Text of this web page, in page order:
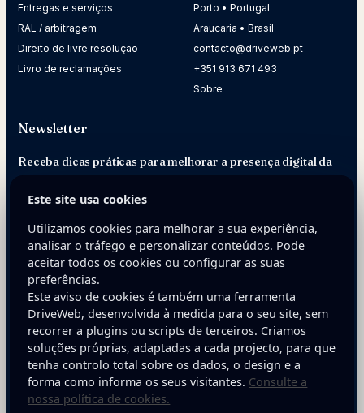
Entregas e serviços
RAL / arbitragem
Direito de livre resolução
Livro de reclamações
Porto • Portugal
Araucaria • Brasil
contacto@driveweb.pt
+351 913 671 493
Sobre
Newsletter
Receba dicas práticas para melhorar a presença digital da
E-mail
Inscreva-se
Este site usa cookies
Utilizamos cookies para melhorar a sua experiência,
analisar o tráfego e personalizar conteúdos. Pode
aceitar todos os cookies ou configurar as suas
preferências.
Este aviso de cookies é também uma ferramenta
DriveWeb, desenvolvida à medida para o seu site, sem
recorrer a plugins ou scripts de terceiros. Criamos
soluções próprias, adaptadas a cada projecto, para que
tenha controlo total sobre os dados, o design e a
forma como informa os seus visitantes. Consulte a
nossa política de cookies.